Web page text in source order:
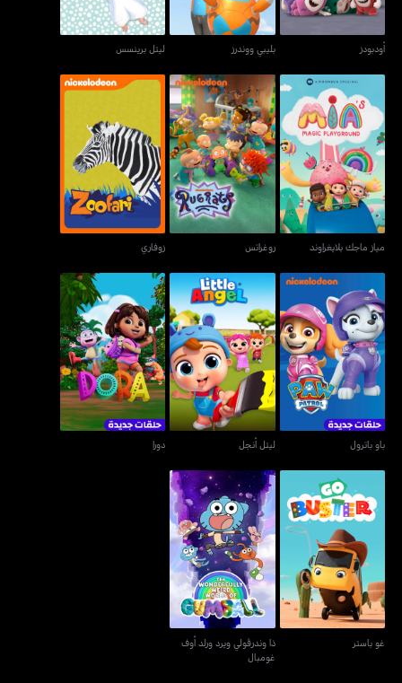
أودبودز بليبي ووندرز ليتل برينسس
مياز ماجك بلايغراوند
مياز ماجك بلايغراوند
روغراتس
روغراتس
زوفاري
زوفاري
باو باترول
باو باترول
ليتل أنجل
ليتل أنجل
دورا
دورا
غو باستر
غو باستر
ذا وندرڤولي ويرد ورلد أوف
غومبال
ذا وندرڤولي ويرد ورلد أوف
غومبال